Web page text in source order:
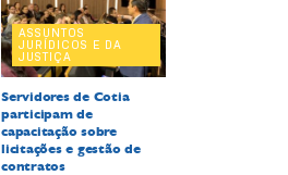
ASSUNTOS
JURÍDICOS E DA
JUSTIÇA
Servidores de Cotia
participam de
capacitação sobre
licitações e gestão de
contratos